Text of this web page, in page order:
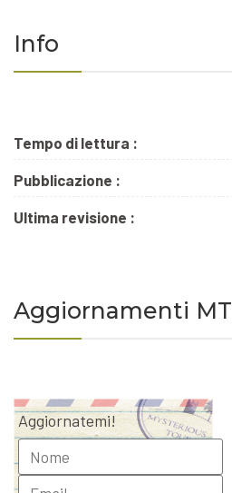
Info
Tempo di lettura :
Pubblicazione :
Ultima revisione :
Aggiornamenti MT
Aggiornatemi!